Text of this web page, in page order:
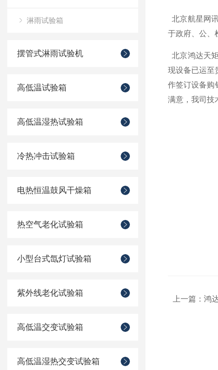
淋雨试验箱
摆管式淋雨试验机
高低温试验箱
高低温湿热试验箱
冷热冲击试验箱
电热恒温鼓风干燥箱
热空气老化试验箱
小型台式氙灯试验箱
紫外线老化试验箱
高低温交变试验箱
高低温湿热交变试验箱
北京航星网
于政府、公、
北京鸿达天
现设备已运至
作签订设备购
满意，我司技
上一篇： 鸿